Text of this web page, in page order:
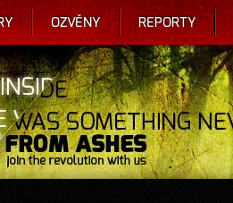
OZVĚNY REPORTY